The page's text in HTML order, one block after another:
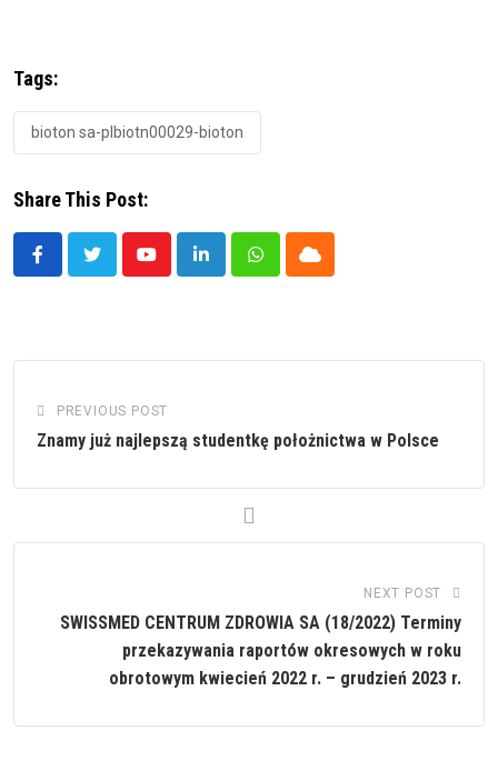
Tags:
bioton sa-plbiotn00029-bioton
Share This Post:
YoutubeLinkedInWhatsappCloud
PREVIOUS POST
Znamy już najlepszą studentkę położnictwa w Polsce
NEXT POST
SWISSMED CENTRUM ZDROWIA SA (18/2022) Terminy
przekazywania raportów okresowych w roku
obrotowym kwiecień 2022 r. – grudzień 2023 r.